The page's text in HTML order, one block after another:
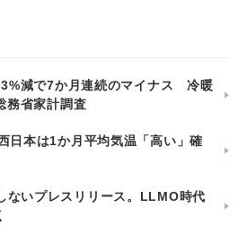
減で7か月連続のマイナス 冷暖
省家計調査
本は1か月平均気温「高い」確
ないプレスリリース。LLMO時代